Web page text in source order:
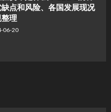
点和风险、各国发展现况
理
06-20